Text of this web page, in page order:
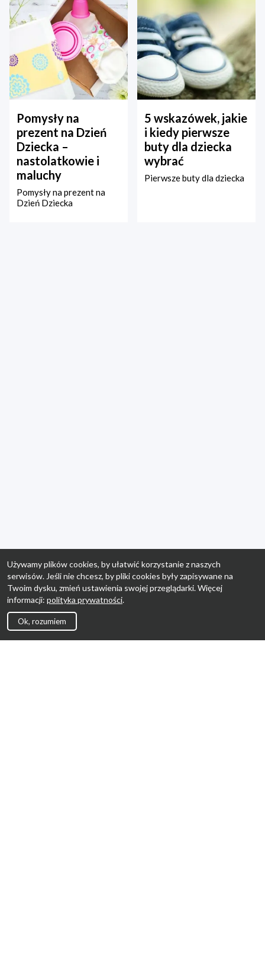
Pomysły na
prezent na Dzień
Dziecka –
nastolatkowie i
maluchy
Pomysły na prezent na
Dzień Dziecka
5 wskazówek, jakie
i kiedy pierwsze
buty dla dziecka
wybrać
Pierwsze buty dla dziecka
Używamy plików cookies, by ułatwić korzystanie z naszych
serwisów. Jeśli nie chcesz, by pliki cookies były zapisywane na
Twoim dysku, zmień ustawienia swojej przeglądarki. Więcej
informacji: polityka prywatności.
Ok, rozumiem